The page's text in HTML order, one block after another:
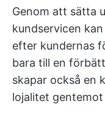
Genom att sätta
kundservicen
efter kundernas
bara till en
skapar också en
lojalitet